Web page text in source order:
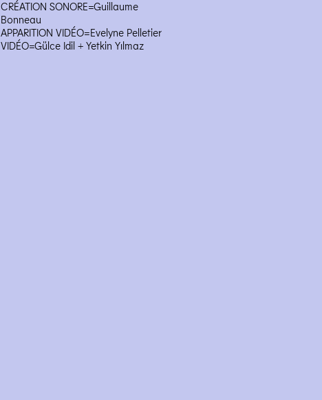
CRÉATION SONORE=Guillaume
Bonneau
APPARITION VIDÉO=Evelyne Pelletier
VIDÉO=Gülce Idil + Yetkin Yılmaz